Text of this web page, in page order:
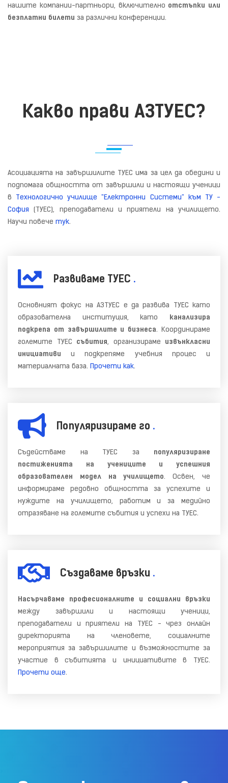
нашите компании-партньори, включително отстъпки или
безплатни билети за различни конференции.
Какво прави АЗТУЕС?
Асоциацията на завършилите ТУЕС има за цел да обедини и
подпомага общността от завършили и настоящи ученици
в Технологично училище "Електронни Системи" към ТУ -
София (ТУЕС), преподаватели и приятели на училището.
Научи повече тук.
Развиваме ТУЕС .
Основният фокус на АЗТУЕС е да развива ТУЕС като
образователна институция, като канализира
подкрепа от завършилите и бизнеса. Координираме
големите ТУЕС събития, организираме извънкласни
инициативи и подкрепяме учебния процес и
материалната база. Прочети как.
Популяризираме го .
Съдействаме на ТУЕС за популяризиране
постиженията на учениците и успешния
образователен модел на училището. Освен, че
информираме редовно общността за успехите и
нуждите на училището, работим и за медийно
отразяване на големите събития и успехи на ТУЕС.
Създаваме връзки .
Насърчаваме професионалните и социални връзки
между завършили и настоящи ученици,
преподаватели и приятели на ТУЕС - чрез онлайн
директорията на членовете, социалните
мероприятия за завършилите и възможностите за
участие в събитията и инициативите в ТУЕС.
Прочети още.